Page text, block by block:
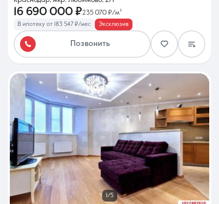
16 690 000 ₽235 070 ₽/м²
В ипотеку от 183 547 ₽/мес Эксклюзив
Позвонить
1/5